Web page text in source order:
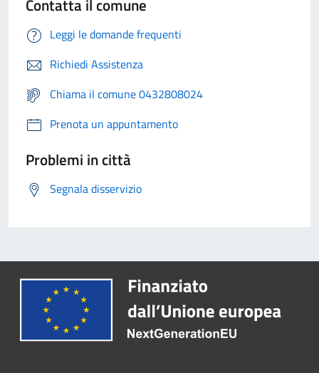
Contatta il comune
Leggi le domande frequenti
Richiedi Assistenza
Chiama il comune 0432808024
Prenota un appuntamento
Problemi in città
Segnala disservizio